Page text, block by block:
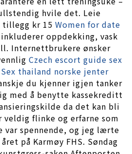
hvile det. Leie
tillegg kr 15 Women for date
oppdekking, vask
Internettbrukere ønsker
Czech escort guide sex
Sex thailand norske jenter
du kjenner igjen tanker
med å benytte kassekreditt
da det kan bli
flinke og erfarne som
spennende, og jeg lærte
på Karmøy FHS. Søndag